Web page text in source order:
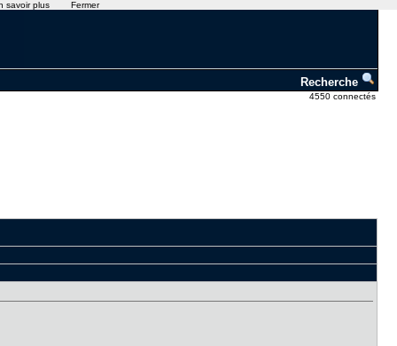
Recherche
4550 connectés
savoir plus Fermer